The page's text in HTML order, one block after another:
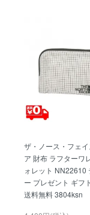
ザ・ノース・フェ
ア 財布 ラフターワ
ォレット NN22610
ー プレゼント ギフ
送料無料 3804ksn